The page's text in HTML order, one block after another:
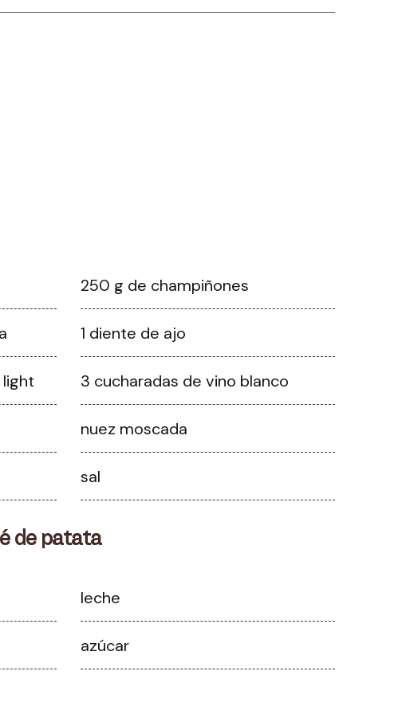
250 g de champiñones
1 diente de ajo
3 cucharadas de vino blanco
nuez moscada
sal
de patata
leche
azúcar